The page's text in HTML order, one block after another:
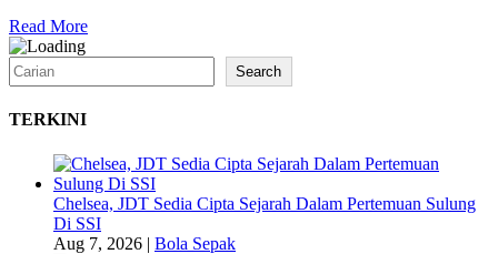
Read More
Search Search
TERKINI
Chelsea, JDT Sedia Cipta Sejarah Dalam Pertemuan Sulung
Di SSI
Aug 7, 2026 | Bola Sepak